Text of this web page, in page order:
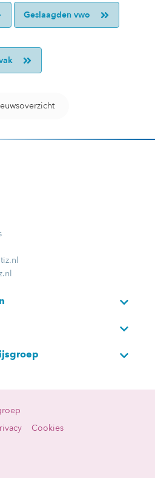
Geslaagden vwo
Cookies